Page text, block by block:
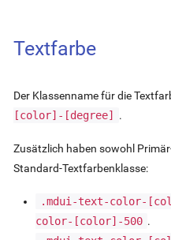
Textfarbe
Der Klassenname für die
[color] - [degree] .
Zusätzlich haben sowohl
Standard-Textfarbenklasse:
.mdui-text-color-
color- [color] -500 .